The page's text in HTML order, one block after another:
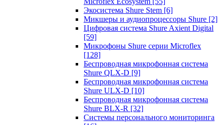
Экосистема Shure Stem [6]
Микшеры и аудиопроцессоры Shure [2]
Цифровая система Shure Axient Digital
[59]
Микрофоны Shure серии Microflex
[128]
Беспроводная микрофонная система
Shure QLX-D [9]
Беспроводная микрофонная система
Shure ULX-D [10]
Беспроводная микрофонная система
Shure BLX-R [32]
Системы персонального мониторинга